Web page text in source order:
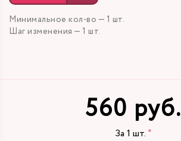
Минимальное кол-во — 1 шт.
Шаг изменения — 1 шт.
560 руб.
За 1 шт.